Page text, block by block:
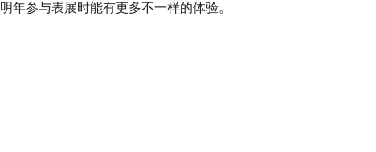
明年参与表展时能有更多不一样的体验。